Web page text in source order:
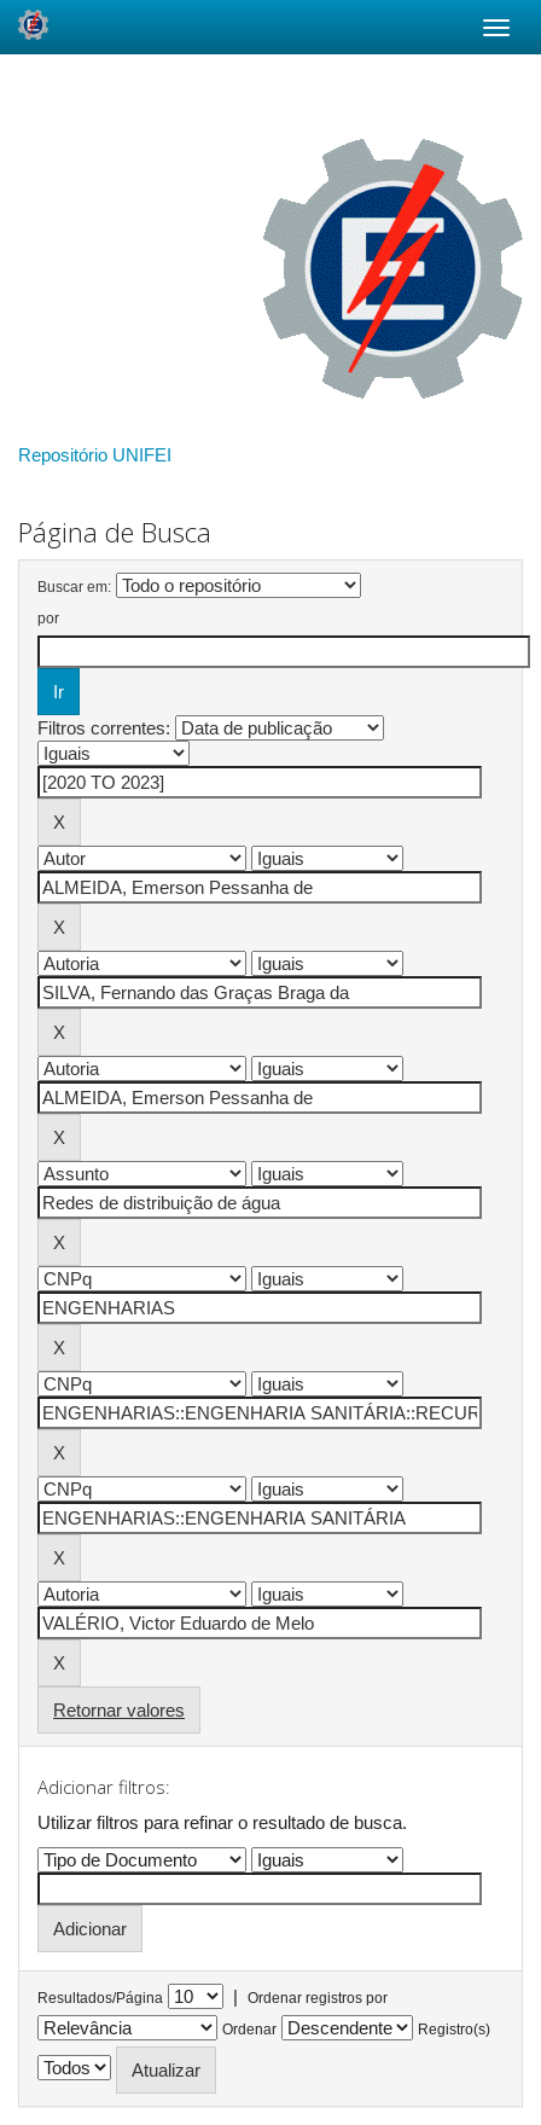
Repositório UNIFEI
Página de Busca
Buscar em:
por
Filtros correntes:
Retornar valores
Adicionar filtros:
Utilizar filtros para refinar o resultado de busca.
Resultados/Página |
Ordenar registros por
Ordenar
Registro(s)